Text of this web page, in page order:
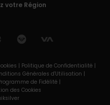
votre Région
| Politique de Confidentialité |
Générales d'Utilisation |
de Fidélité |
des Cookies